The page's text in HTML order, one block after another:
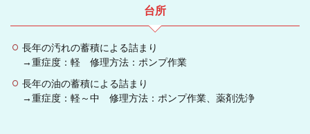
台所
長年の汚れの蓄積による詰まり
→重症度：軽 修理方法：ポンプ作業
長年の油の蓄積による詰まり
→重症度：軽～中 修理方法：ポンプ作業、薬剤洗浄